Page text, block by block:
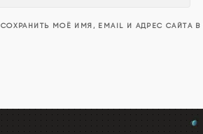
СОХРАНИТЬ МОЁ ИМЯ, EMAIL И АДРЕС САЙТА